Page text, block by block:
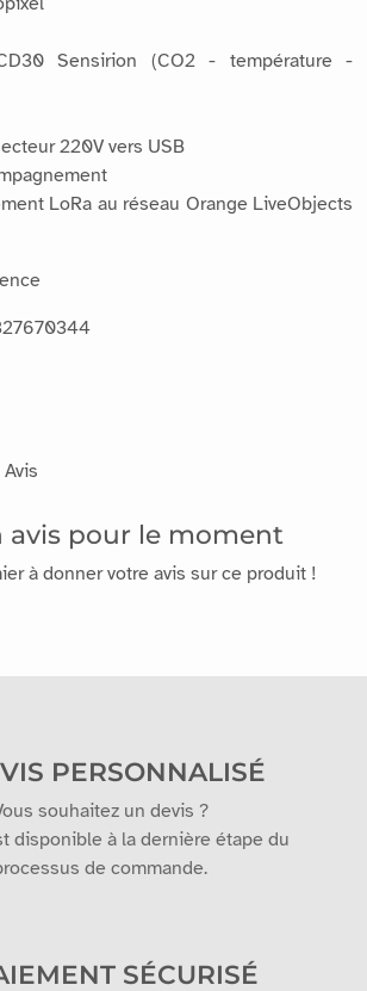
Sensirion (CO2 - température -
220V vers USB
LoRa au réseau Orange LiveObjects
Avis
avis pour le moment
à donner votre avis sur ce produit !
PERSONNALISÉ
souhaitez un devis ?
disponible à la dernière étape du
de commande.
SÉCURISÉ